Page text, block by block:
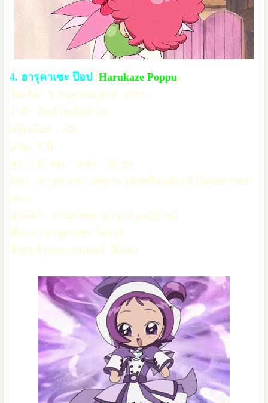
4. ฮารุคาเซะ ป๊อป (Harukaze Poppu)
วันเกิด : 9 กันยายน ค.ศ. 1993
ราศี : กันย์ (หญิงสาว)
กรุ๊ปเลือด : AB
อายุ : 9 ปี
สูง : 145 ซม. / หนัก : 34 กก.
บิดา : ฮารุคาเซะ เคสุเกะ (นักเขียนประจำนิตยสารตก
ปลา)
มารดา : ฮารุคาเซะ ฮารุกะ (แม่บ้าน)
พี่สาว : ฮารุคาเซะ โดเรมี
สีประจำชุดเวทมนตร์ :สีแดง